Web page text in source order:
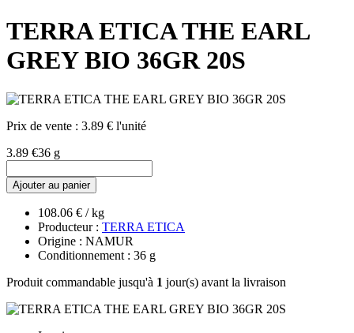
TERRA ETICA THE EARL
GREY BIO 36GR 20S
Prix de vente : 3.89 € l'unité
3.89 €36 g
Ajouter au panier
108.06 € / kg
Producteur : TERRA ETICA
Origine : NAMUR
Conditionnement : 36 g
Produit commandable jusqu'à 1 jour(s) avant la livraison